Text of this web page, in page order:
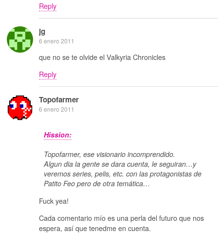
Reply
jg
6 enero 2011
que no se te olvide el Valkyria Chronicles
Reply
Topofarmer
6 enero 2011
Hission:
Topofarmer, ese visionario incomprendido.
Algun dia la gente se dara cuenta, le seguiran…y
veremos series, pelis, etc. con las protagonistas de
Patito Feo pero de otra temática…
Fuck yea!
Cada comentario mío es una perla del futuro que nos
espera, así que tenedme en cuenta.